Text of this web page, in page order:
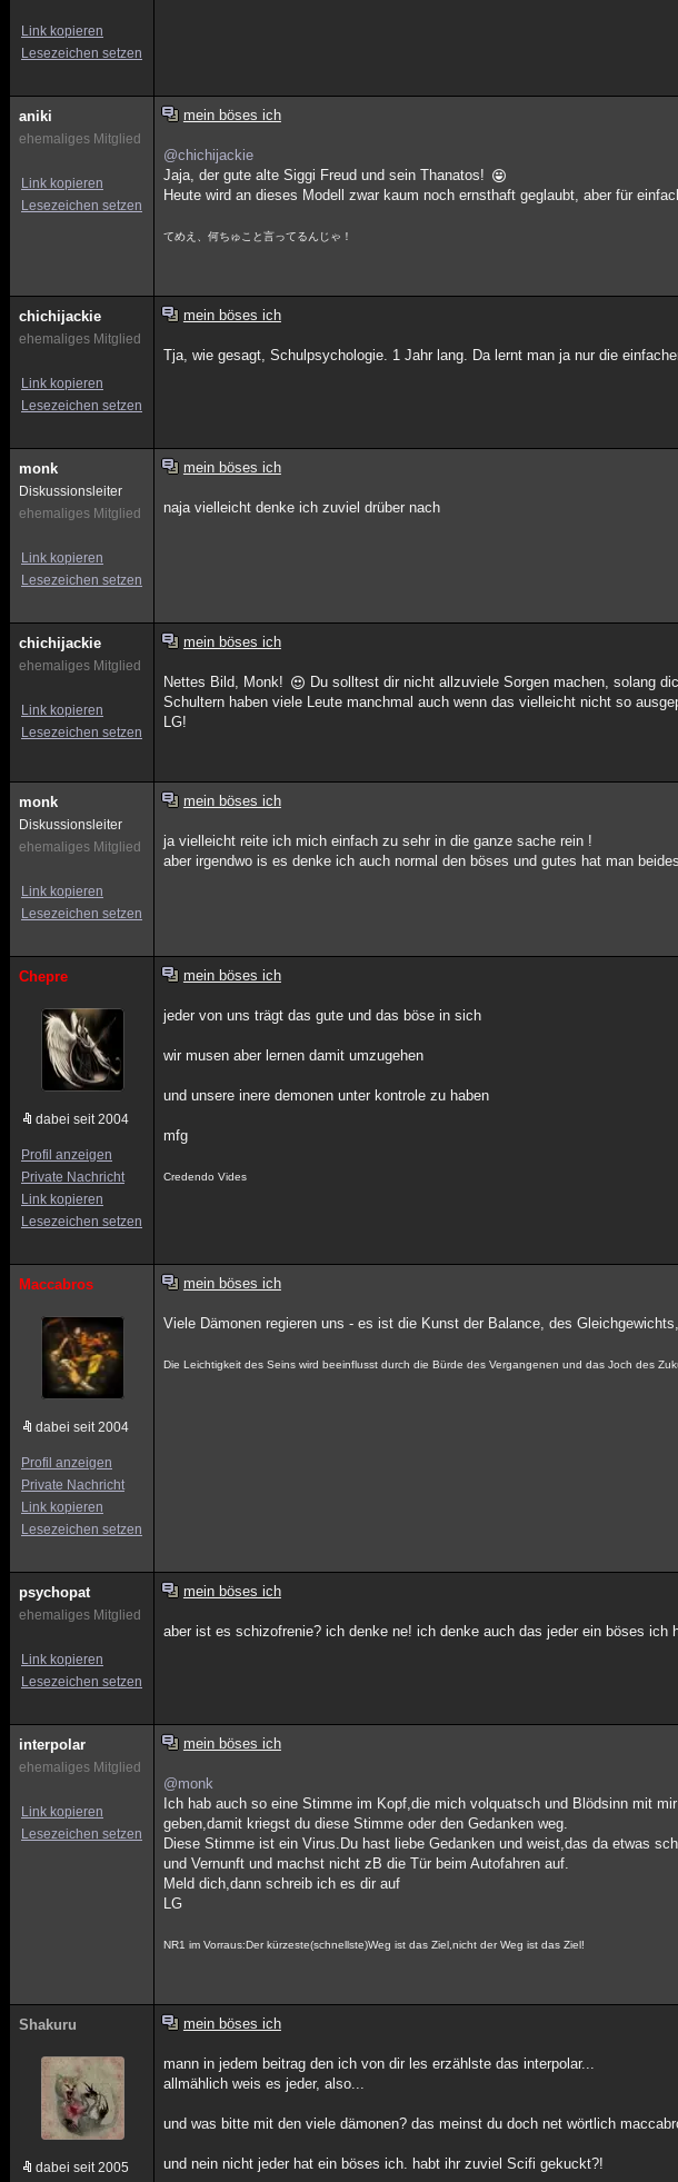
Link kopieren
Lesezeichen setzen
aniki
ehemaliges Mitglied
Link kopieren
Lesezeichen setzen
mein böses ich
@chichijackie
Jaja, der gute alte Siggi Freud und sein Thanatos!
Heute wird an dieses Modell zwar kaum noch ernsthaft geglaubt, aber für
てめえ、何ちゅこと言ってるんじゃ！
chichijackie
ehemaliges Mitglied
Link kopieren
Lesezeichen setzen
mein böses ich
Tja, wie gesagt, Schulpsychologie. 1 Jahr lang. Da lernt man ja nur die
monk
Diskussionsleiter
ehemaliges Mitglied
Link kopieren
Lesezeichen setzen
mein böses ich
naja vielleicht denke ich zuviel drüber nach
chichijackie
ehemaliges Mitglied
Link kopieren
Lesezeichen setzen
mein böses ich
Nettes Bild, Monk!
Du solltest dir nicht allzuviele Sorgen machen, solang
Schultern haben viele Leute manchmal auch wenn das vielleicht nicht so
LG!
monk
Diskussionsleiter
ehemaliges Mitglied
Link kopieren
Lesezeichen setzen
mein böses ich
ja vielleicht reite ich mich einfach zu sehr in die ganze sache rein !
aber irgendwo is es denke ich auch normal den böses und gutes hat man
Chepre
dabei seit 2004
Profil anzeigen
Private Nachricht
Link kopieren
Lesezeichen setzen
mein böses ich
jeder von uns trägt das gute und das böse in sich
wir musen aber lernen damit umzugehen
und unsere inere demonen unter kontrole zu haben
mfg
Credendo Vides
Maccabros
dabei seit 2004
Profil anzeigen
Private Nachricht
Link kopieren
Lesezeichen setzen
mein böses ich
Viele Dämonen regieren uns - es ist die Kunst der Balance, des
Die Leichtigkeit des Seins wird beeinflusst durch die Bürde des Vergangenen und das Joch des
psychopat
ehemaliges Mitglied
Link kopieren
Lesezeichen setzen
mein böses ich
aber ist es schizofrenie? ich denke ne! ich denke auch das jeder ein böses ich
interpolar
ehemaliges Mitglied
Link kopieren
Lesezeichen setzen
mein böses ich
@monk
Ich hab auch so eine Stimme im Kopf,die mich volquatsch und Blödsinn mit
geben,damit kriegst du diese Stimme oder den Gedanken weg.
Diese Stimme ist ein Virus.Du hast liebe Gedanken und weist,das da etwas
und Vernunft und machst nicht zB die Tür beim Autofahren auf.
Meld dich,dann schreib ich es dir auf
LG
NR1 im Vorraus:Der kürzeste(schnellste)Weg ist das Ziel,nicht der Weg ist das Ziel!
Shakuru
dabei seit 2005
mein böses ich
mann in jedem beitrag den ich von dir les erzählste das interpolar...
allmählich weis es jeder, also...
und was bitte mit den viele dämonen? das meinst du doch net wörtlich
und nein nicht jeder hat ein böses ich. habt ihr zuviel Scifi gekuckt?!